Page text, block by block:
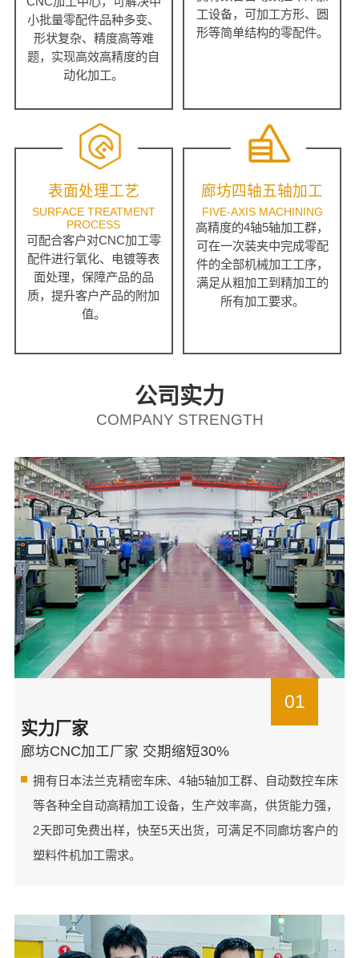
小批量零配件品种多变、
形状复杂、精度高等难
题，实现高效高精度的自
动化加工。
工设备，可加工方形、圆
形等简单结构的零配件。
表面处理工艺
SURFACE TREATMENT
PROCESS
可配合客户对CNC加工零
配件进行氧化、电镀等表
面处理，保障产品的品
质，提升客户产品的附加
值。
廊坊四轴五轴加工
FIVE-AXIS MACHINING
高精度的4轴5轴加工群，
可在一次装夹中完成零配
件的全部机械加工工序，
满足从粗加工到精加工的
所有加工要求。
公司实力
COMPANY STRENGTH
01
实力厂家
廊坊CNC加工厂家 交期缩短30%
拥有日本法兰克精密车床、4轴5轴加工群、自动数控车床
等各种全自动高精加工设备，生产效率高，供货能力强，
2天即可免费出样，快至5天出货，可满足不同廊坊客户的
塑料件机加工需求。